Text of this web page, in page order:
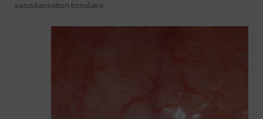
vascularisation tissulaire.